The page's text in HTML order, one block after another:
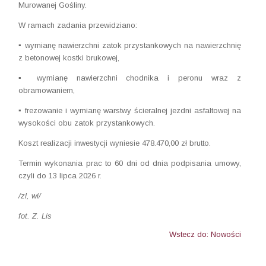
Murowanej Gośliny.
W ramach zadania przewidziano:
▪️ wymianę nawierzchni zatok przystankowych na nawierzchnię
z betonowej kostki brukowej,
▪️ wymianę nawierzchni chodnika i peronu wraz z
obramowaniem,
▪️ frezowanie i wymianę warstwy ścieralnej jezdni asfaltowej na
wysokości obu zatok przystankowych.
Koszt realizacji inwestycji wyniesie 478.470,00 zł brutto.
Termin wykonania prac to 60 dni od dnia podpisania umowy,
czyli do 13 lipca 2026 r.
/zl, wi/
fot. Z. Lis
Wstecz do: Nowości